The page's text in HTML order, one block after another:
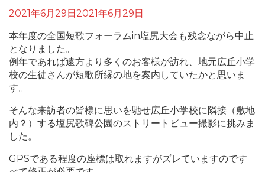
2021年6月29日 2021年6月29日
本年度の全国短歌フォーラムin塩尻大会も残念ながら中止
となりました。
例年であれば遠方より多くのお客様が訪れ、地元広丘小学
校の生徒さんが短歌所縁の地を案内していたかと思いま
す。
そんな来訪者の皆様に思いを馳せ広丘小学校に隣接（敷地
内？）する塩尻歌碑公園のストリートビュー撮影に挑みま
した。
GPSである程度の座標は取れますがズレていますのです